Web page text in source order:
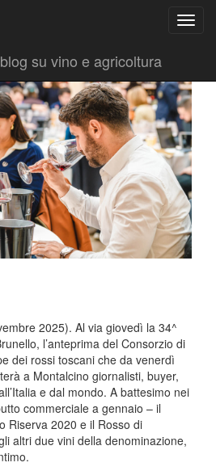
su vino e agricoltura
2025). Al via giovedì la 34^
l’anteprima del Consorzio di
dei rossi toscani che da venerdì
a Montalcino giornalisti, buyer,
e dal mondo. A battesimo nei
commerciale a gennaio – il
Riserva 2020 e il Rosso di
altri due vini della denominazione,